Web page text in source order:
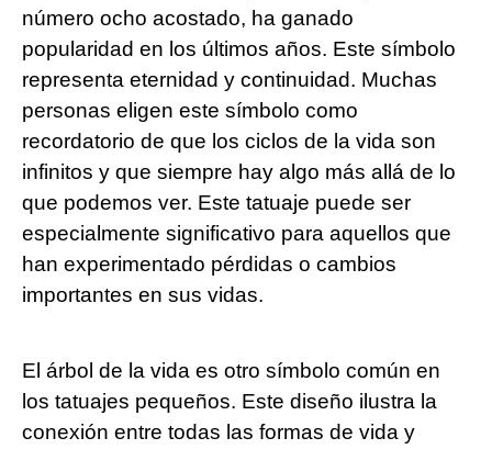
número ocho acostado, ha ganado
popularidad en los últimos años. Este símbolo
representa eternidad y continuidad. Muchas
personas eligen este símbolo como
recordatorio de que los ciclos de la vida son
infinitos y que siempre hay algo más allá de lo
que podemos ver. Este tatuaje puede ser
especialmente significativo para aquellos que
han experimentado pérdidas o cambios
importantes en sus vidas.
El árbol de la vida es otro símbolo común en
los tatuajes pequeños. Este diseño ilustra la
conexión entre todas las formas de vida y